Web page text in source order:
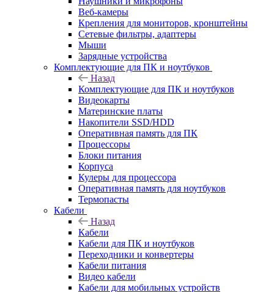
Веб-камеры
Крепления для мониторов, кронштейны
Сетевые фильтры, адаптеры
Мыши
Зарядные устройства
Комплектующие для ПК и ноутбуков
Назад
Комплектующие для ПК и ноутбуков
Видеокарты
Материнские платы
Накопители SSD/HDD
Оперативная память для ПК
Процессоры
Блоки питания
Корпуса
Кулеры для процессора
Оперативная память для ноутбуков
Термопасты
Кабели
Назад
Кабели
Кабели для ПК и ноутбуков
Переходники и конвертеры
Кабели питания
Видео кабели
Кабели для мобильных устройств